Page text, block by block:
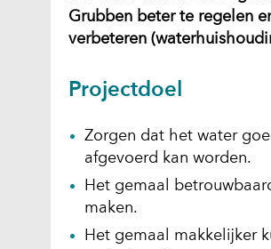
Grubben beter te regelen
verbeteren
Projectdoel
Zorgen dat het water
afgevoerd kan worden.
Het gemaal
maken.
Het gemaal makkelijker